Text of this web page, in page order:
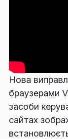
Нова
браузерами
засоби
сайтах